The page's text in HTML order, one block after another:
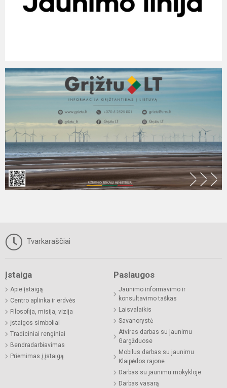
Tvarkaraščiai
Įstaiga
Apie įstaigą
Centro aplinka ir erdvės
Filosofija, misija, vizija
Įstaigos simboliai
Tradiciniai renginiai
Bendradarbiavimas
Priėmimas į įstaigą
Paslaugos
Jaunimo informavimo ir
konsultavimo taškas
Laisvalaikis
Savanorystė
Atviras darbas su jaunimu
Gargžduose
Mobilus darbas su jaunimu
Klaipėdos rajone
Darbas su jaunimu mokykloje
Darbas vasarą